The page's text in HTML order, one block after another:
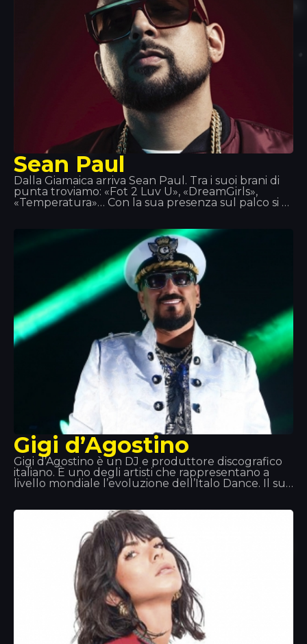
Sean Paul
Dalla Giamaica arriva Sean Paul. Tra i suoi brani di
punta troviamo: «Fot 2 Luv U», «DreamGirls»,
«Temperatura»… Con la sua presenza sul palco si è
non è sul palco o in studio, Sean Paul si ritrovi con
la sua vecchia squadra di pallanuoto o si cimenti
come chef, dato che la cucina è una delle sue
grandi passioni.
Gigi d’Agostino
Gigi d’Agostino è un DJ e produttore discografico
italiano. È uno degli artisti che rappresentano a
livello mondiale l’evoluzione dell’Italo Dance. Il suo
«L’amour Toujours», hanno segnato una svolta in
questo genere musicale.